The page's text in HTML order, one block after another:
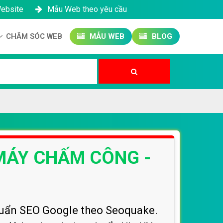
Mẫu Web theo yêu cầu
CHĂM SÓC WEB MẪU WEB BLOG
CHẤM CÔNG -
SEO Google theo Seoquake.